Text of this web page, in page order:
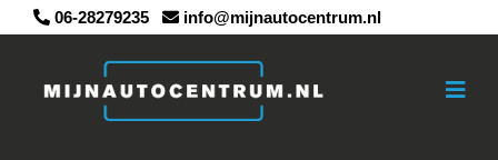
06-28279235 info@mijnautocentrum.nl